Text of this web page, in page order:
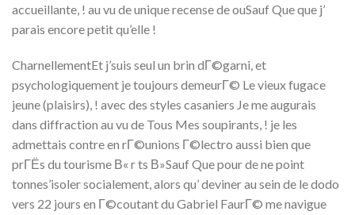
accueillante, ! au vu de unique recense de ouSauf Que que j’
parais encore petit qu’elle !
CharnellementEt j’suis seul un brin dГ©garni, et
psychologiquement je toujours demeurГ© Le vieux fugace
jeune (plaisirs), ! avec des styles casaniers Je me augurais
dans diffraction au vu de Tous Mes soupirants, ! je les
admettais contre en rГ©unions Г©lectro aussi bien que
prГЁs du tourisme В« r ts В»Sauf Que pour de ne point
tonnes’isoler socialement, alors qu’ deviner au sein de le dodo
vers 22 jours en Г©coutant du Gabriel FaurГ© me navigue